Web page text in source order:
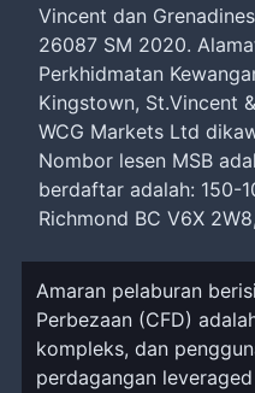
Vincent dan
26087 SM 2020.
Perkhidmatan
Kingstown, St.Vincent
WCG Markets Ltd
Nombor lesen MSB
berdaftar adalah: 150-
Richmond BC V6X
Amaran pelaburan
Perbezaan (CFD)
kompleks, dan
perdagangan